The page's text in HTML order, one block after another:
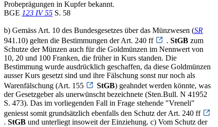
Probeprägungen in Kupfer bekannt.
BGE 123 IV 55 S. 58
b) Gemäss Art. 10 des Bundesgesetzes über das Münzwesen (SR
941.10) gelten die Bestimmungen der Art. 240 ff
. StGB zum
Schutze der Münzen auch für die Goldmünzen im Nennwert von
10, 20 und 100 Franken, die früher in Kurs standen. Die
Bestimmung wurde ausdrücklich geschaffen, da diese Goldmünzen
ausser Kurs gesetzt sind und ihre Fälschung sonst nur noch als
Warenfälschung (Art. 155
StGB) geahndet werden könnte, was
der Gesetzgeber als unerwünscht bezeichnete (Sten.Bull. N 41952
S. 473). Das im vorliegenden Fall in Frage stehende "Vreneli"
geniesst somit grundsätzlich ebenfalls den Schutz der Art. 240 ff
. StGB und unterliegt insoweit der Einziehung. c) Vom Schutz der